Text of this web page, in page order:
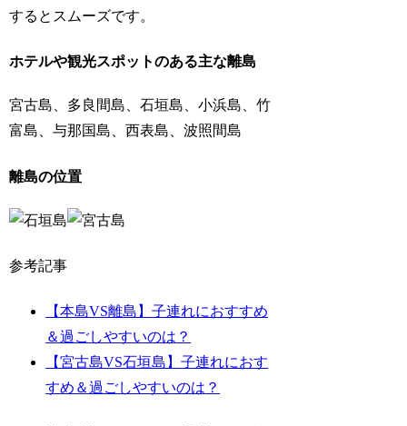
するとスムーズです。
ホテルや観光スポットのある主な離島
宮古島、多良間島、石垣島、小浜島、竹
富島、与那国島、西表島、波照間島
離島の位置
参考記事
【本島VS離島】子連れにおすすめ
＆過ごしやすいのは？
【宮古島VS石垣島】子連れにおす
すめ＆過ごしやすいのは？